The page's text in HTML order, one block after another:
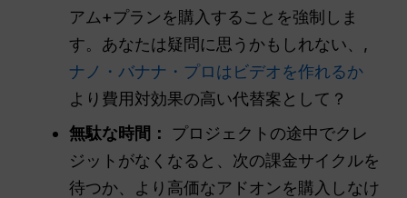
アム+プランを購入することを強制しま
す。あなたは疑問に思うかもしれない、,
ナノ・バナナ・プロはビデオを作れるか
より費用対効果の高い代替案として？
無駄な時間：
プロジェクトの途中でクレ
ジットがなくなると、次の課金サイクルを
待つか、より高価なアドオンを購入しなけ